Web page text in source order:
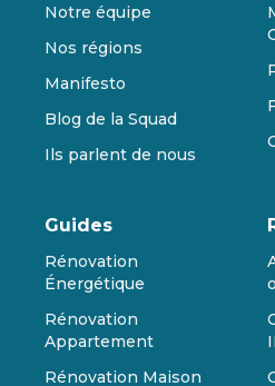
Notre équipe
Nos régions
Manifesto
Blog de la Squad
Ils parlent de nous
Guides
Rénovation
Énergétique
Rénovation
Appartement
Rénovation Maison